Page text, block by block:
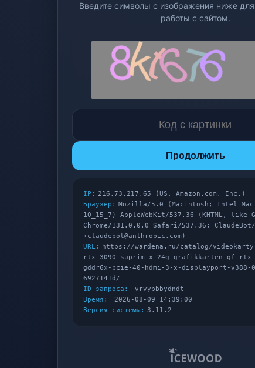
Введите символы с изображения ниже
работы с сайтом.
Продолжить
IP: 216.73.217.65 (US, Amazon.com, Inc.)
Браузер: Mozilla/5.0 (Macintosh; Intel Mac
10_15_7) AppleWebKit/537.36 (KHTML, like
Chrome/131.0.0.0 Safari/537.36;
+claudebot@anthropic.com)
URL:
https://wardena.ru/catalog/
rtx-3090-suprim-x-24g-grafikkarten-gf-rtx-
gddr6x-pcie-40-hdmi-3-x-displayport-v388-
6927141d/
ID запроса:
vrvypbbydndt
Время:
2026-08-09 14:39:00
Версия системы: 3.11.2